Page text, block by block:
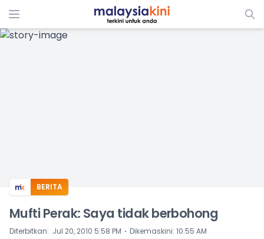
ADS
BERITA
Mufti Perak: Saya tidak berbohong
Diterbitkan: Jul 20, 2010 5:58 PM ⋅ Dikemaskini: 10:55 AM